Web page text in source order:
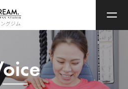
グジム